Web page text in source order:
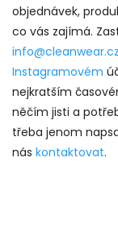
objednávek,
co vás zajímá.
info@cleanwear.cz
Instagramovém
nejkratším
něčím jisti a
třeba jenom
nás kontaktovat.